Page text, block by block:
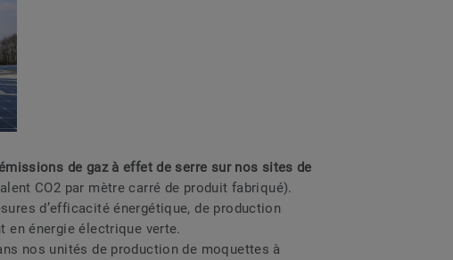
de gaz à effet de serre sur nos sites de
CO2 par mètre carré de produit fabriqué).
d’efficacité énergétique, de production
en énergie électrique verte.
nos unités de production de moquettes à